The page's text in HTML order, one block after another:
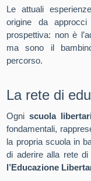
Le attuali
origine da
prospettiva: non è
ma sono il
percorso.
La rete di
Ogniscuola
fondamentali,
la propria scuola in
di aderire alla rete
l’Educazione